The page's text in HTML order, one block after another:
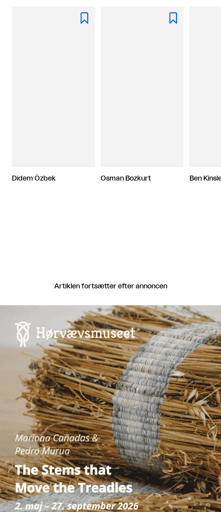

Didem Özbek

Osman Bozkurt Ben
Artiklen fortsætter efter annoncen